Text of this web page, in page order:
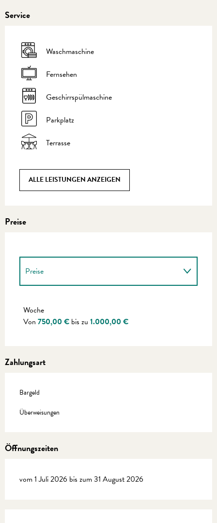
Service
Waschmaschine
Fernsehen
Geschirrspülmaschine
Parkplatz
Terrasse
ALLE LEISTUNGEN ANZEIGEN
Preise
Preise
Woche
Von 750,00 € bis zu 1.000,00 €
Zahlungsart
Bargeld
Überweisungen
Öffnungszeiten
vom 1 Juli 2026 bis zum 31 August 2026